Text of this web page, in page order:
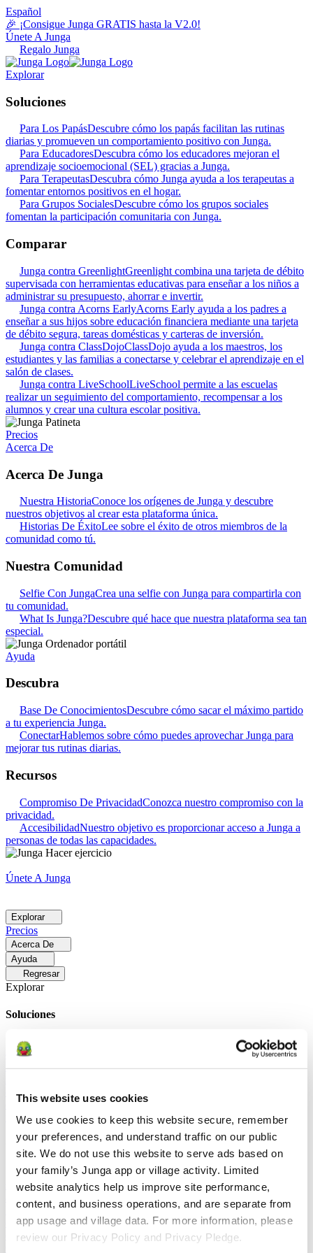
This website uses cookies
We use cookies to keep this website secure, remember
your preferences, and understand traffic on our public
site. We do not use this website to serve ads based on
your family’s Junga app or village activity. Limited
website analytics help us improve site performance,
content, and business operations, and are separate from
app usage and village data. For more information, please
review our Privacy Policy and Privacy Pledge.
Español
🎉 ¡Consigue Junga GRATIS hasta la V2.0!
Únete A Junga
Regalo Junga
Explorar
Soluciones
Para Los PapásDescubre cómo los papás facilitan las rutinas
diarias y promueven un comportamiento positivo con Junga.
Para EducadoresDescubra cómo los educadores mejoran el
aprendizaje socioemocional (SEL) gracias a Junga.
Para TerapeutasDescubra cómo Junga ayuda a los terapeutas a
fomentar entornos positivos en el hogar.
Para Grupos SocialesDescubre cómo los grupos sociales
fomentan la participación comunitaria con Junga.
Comparar
Junga contra GreenlightGreenlight combina una tarjeta de débito
supervisada con herramientas educativas para enseñar a los niños a
administrar su presupuesto, ahorrar e invertir.
Junga contra Acorns EarlyAcorns Early ayuda a los padres a
enseñar a sus hijos sobre educación financiera mediante una tarjeta
de débito segura, tareas domésticas y carteras de inversión.
Junga contra ClassDojoClassDojo ayuda a los maestros, los
estudiantes y las familias a conectarse y celebrar el aprendizaje en el
salón de clases.
Junga contra LiveSchoolLiveSchool permite a las escuelas
realizar un seguimiento del comportamiento, recompensar a los
alumnos y crear una cultura escolar positiva.
Precios
Acerca De
Acerca De Junga
Nuestra HistoriaConoce los orígenes de Junga y descubre
nuestros objetivos al crear esta plataforma única.
Historias De ÉxitoLee sobre el éxito de otros miembros de la
comunidad como tú.
Nuestra Comunidad
Selfie Con JungaCrea una selfie con Junga para compartirla con
tu comunidad.
What Is Junga?Descubre qué hace que nuestra plataforma sea tan
especial.
Ayuda
Descubra
Base De ConocimientosDescubre cómo sacar el máximo partido
a tu experiencia Junga.
ConectarHablemos sobre cómo puedes aprovechar Junga para
mejorar tus rutinas diarias.
Recursos
Compromiso De PrivacidadConozca nuestro compromiso con la
privacidad.
AccesibilidadNuestro objetivo es proporcionar acceso a Junga a
personas de todas las capacidades.
Únete A Junga
Explorar
Precios
Acerca De
Ayuda
Regresar
Explorar
Soluciones
Para Los Papás
Descubre cómo los papás facilitan las rutinas
diarias y promueven un comportamiento positivo con Junga.
Para
EducadoresDescubra cómo los educadores mejoran el aprendizaje
cómo Junga ayuda a los terapeutas a fomentar entornos positivos en
el hogar.
Para Grupos Sociales
fomentan la participación comunitaria con Junga.
Comparar
Junga contra GreenlightGreenlight combina una tarjeta de débito
supervisada con herramientas educativas para enseñar a los niños a
administrar su presupuesto, ahorrar e invertir.
Junga contra Acorns
EarlyAcorns Early ayuda a los padres a enseñar a sus hijos sobre
educación financiera mediante una tarjeta de débito segura, tareas
domésticas y carteras de inversión.
Junga contra